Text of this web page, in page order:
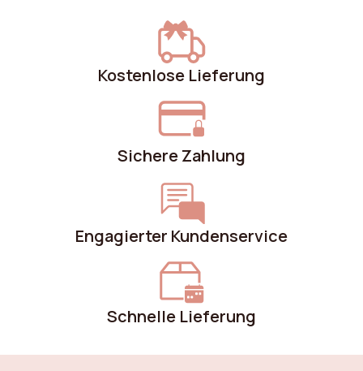
Kostenlose Lieferung
Sichere Zahlung
Engagierter Kundenservice
Schnelle Lieferung